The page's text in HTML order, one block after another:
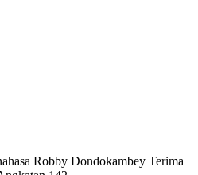
Robby Dondokambey Terima